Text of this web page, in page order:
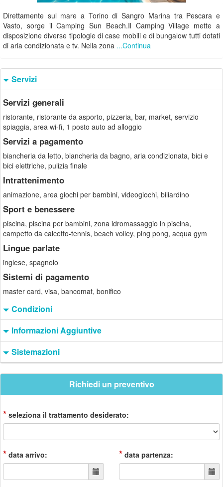
Direttamente sul mare a Torino di Sangro Marina tra Pescara e
Vasto, sorge il Camping Sun Beach.Il Camping Village mette a
disposizione diverse tipologie di case mobili e di bungalow tutti dotati
di aria condizionata e tv. Nella zona ...Continua
Servizi
Servizi generali
ristorante, ristorante da asporto, pizzeria, bar, market, servizio
spiaggia, area wi-fi, 1 posto auto ad alloggio
Servizi a pagamento
biancheria da letto, biancheria da bagno, aria condizionata, bici e
bici elettriche, pulizia finale
Intrattenimento
animazione, area giochi per bambini, videogiochi, biliardino
Sport e benessere
piscina, piscina per bambini, zona idromassaggio in piscina,
campetto da calcetto-tennis, beach volley, ping pong, acqua gym
Lingue parlate
inglese, spagnolo
Sistemi di pagamento
master card, visa, bancomat, bonifico
Condizioni
Informazioni Aggiuntive
Sistemazioni
Richiedi un preventivo
* seleziona il trattamento desiderato:
* data arrivo: * data partenza: